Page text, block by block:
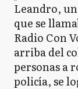
Leandro,
que se
Radio Con
arriba del
personas a
policía, se